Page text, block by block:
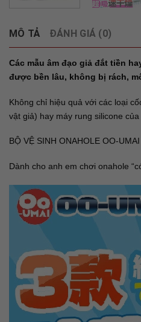
MÔ TẢ ĐÁNH GIÁ (0)
Các mẫu âm đạo giả đắt tiền
được bền lâu, không bị rách,
Không chỉ hiệu quả với các loại
vật giả) hay máy rung silicone của
BỘ VỆ SINH ONAHOLE OO-
Dành cho anh em chơi onahole